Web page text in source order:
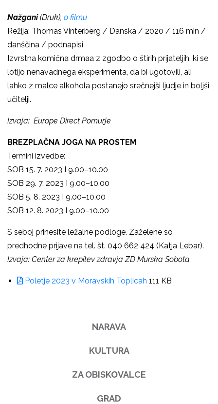
Nažgani(Druk), o filmu
Režija: Thomas Vinterberg / Danska / 2020 / 116 min /
danščina / podnapisi
Izvrstna komična drmaa z zgodbo o štirih prijateljih, ki se
lotijo nenavadnega eksperimenta, da bi ugotovili, ali
lahko z malce alkohola postanejo srečnejši ljudje in boljši
učitelji.
Izvaja: Europe Direct Pomurje
BREZPLAČNA JOGA NA PROSTEM
Termini izvedbe:
SOB 15. 7. 2023 I 9.00–10.00
SOB 29. 7. 2023 I 9.00–10.00
SOB 5. 8. 2023 I 9.00–10.00
SOB 12. 8. 2023 I 9.00–10.00
S seboj prinesite ležalne podloge. Zaželene so
predhodne prijave na tel. št. 040 662 424 (Katja Lebar).
Izvaja: Center za krepitev zdravja ZD Murska Sobota
Poletje 2023 v Moravskih Toplicah 111 KB
NARAVA
KULTURA
ZA OBISKOVALCE
GRAD